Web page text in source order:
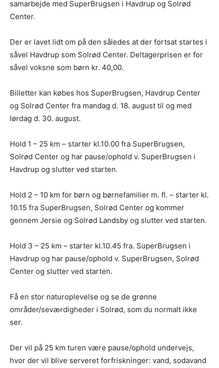
samarbejde med SuperBrugsen i Havdrup og Solrød
Center.
Der er lavet lidt om på den således at der fortsat startes i
såvel Havdrup som Solrød Center. Deltagerprisen er for
såvel voksne som børn kr. 40,00.
Billetter kan købes hos SuperBrugsen, Havdrup Center
og Solrød Center fra mandag d. 18. august til og med
lørdag d. 30. august.
Hold 1 – 25 km – starter kl.10.00 fra SuperBrugsen,
Solrød Center og har pause/ophold v. SuperBrugsen i
Havdrup og slutter ved starten.
Hold 2 – 10 km for børn og børnefamilier m. fl. – starter kl.
10.15 fra SuperBrugsen, Solrød Center og kommer
gennem Jersie og Solrød Landsby og slutter ved starten.
Hold 3 – 25 km – starter kl.10.45 fra. SuperBrugsen i
Havdrup og har pause/ophold v. SuperBrugsen, Solrød
Center og slutter ved starten.
Få en stor naturoplevelse og se de grønne
områder/seværdigheder i Solrød, som du normalt ikke
ser.
Der vil på 25 km turen være pause/ophold undervejs,
hvor der vil blive serveret forfriskninger: vand, sodavand